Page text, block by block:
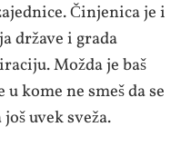
Činjenica je i
države i grada
Možda je baš
kome ne smeš da se
uvek sveža.